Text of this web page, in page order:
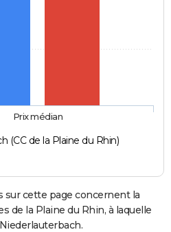
(CC de la Plaine du Rhin)
Prix médian
cette page concernent la
de la Plaine du Rhin, à laquelle